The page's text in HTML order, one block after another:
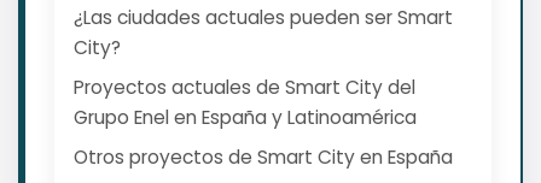
¿Las ciudades actuales pueden ser Smart
City?
Proyectos actuales de Smart City del
Grupo Enel en España y Latinoamérica
Otros proyectos de Smart City en España